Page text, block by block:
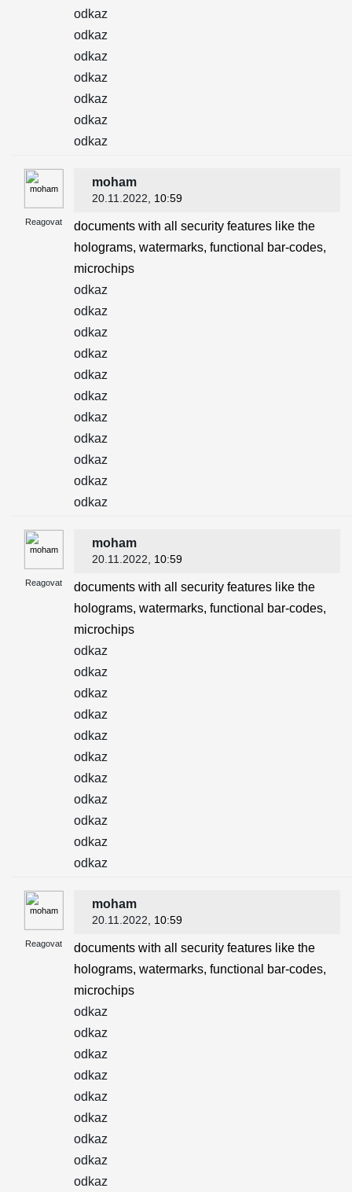
odkaz
odkaz
odkaz
odkaz
odkaz
odkaz
odkaz
Reagovat
moham
20.11.2022 , 10:59
documents with all security features like the
holograms, watermarks, functional bar-codes,
microchips
odkaz
odkaz
odkaz
odkaz
odkaz
odkaz
odkaz
odkaz
odkaz
odkaz
odkaz
Reagovat
moham
20.11.2022 , 10:59
documents with all security features like the
holograms, watermarks, functional bar-codes,
microchips
odkaz
odkaz
odkaz
odkaz
odkaz
odkaz
odkaz
odkaz
odkaz
odkaz
odkaz
Reagovat
moham
20.11.2022 , 10:59
documents with all security features like the
holograms, watermarks, functional bar-codes,
microchips
odkaz
odkaz
odkaz
odkaz
odkaz
odkaz
odkaz
odkaz
odkaz